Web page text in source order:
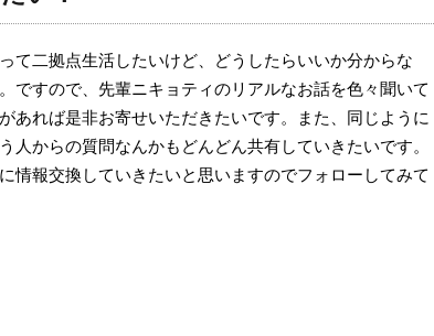
て二拠点生活したいけど、どうしたらいいか分からな
ですので、先輩ニキョティのリアルなお話を色々聞いて
あれば是非お寄せいただきたいです。また、同じように
人からの質問なんかもどんどん共有していきたいです。
情報交換していきたいと思いますのでフォローしてみて